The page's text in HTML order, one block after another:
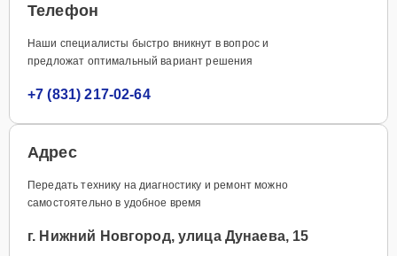
Телефон
Наши специалисты быстро вникнут в вопрос и
предложат оптимальный вариант решения
+7 (831) 217-02-64
Адрес
Передать технику на диагностику и ремонт можно
самостоятельно в удобное время
г. Нижний Новгород, улица Дунаева, 15